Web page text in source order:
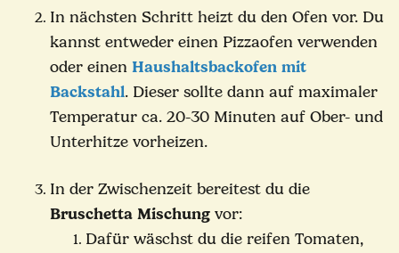
In nächsten Schritt heizt du den Ofen vor. Du
kannst entweder einen Pizzaofen verwenden
oder einen Haushaltsbackofen mit
Backstahl. Dieser sollte dann auf maximaler
Temperatur ca. 20-30 Minuten auf Ober- und
Unterhitze vorheizen.
In der Zwischenzeit bereitest du die
Bruschetta Mischung vor:
Dafür wäschst du die reifen Tomaten,